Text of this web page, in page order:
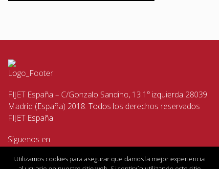
FIJET España – C/Gonzalo Sandino, 13 1º izquierda 28039
Madrid (España) 2018. Todos los derechos reservados
FIJET España
Siguenos en
Utilizamos cookies para asegurar que damos la mejor experiencia